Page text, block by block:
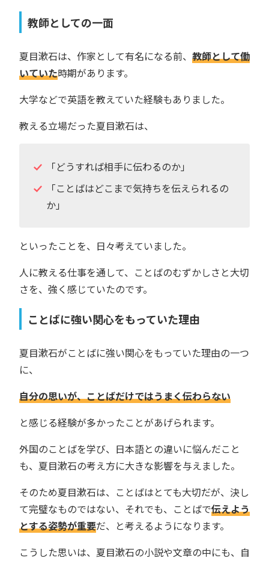
教師としての一面
夏目漱石は、作家として有名になる前、 教師として働
いていた時期があります。
大学などで英語を教えていた経験もありました。
教える立場だった夏目漱石は、
「どうすれば相手に伝わるのか」
「ことばはどこまで気持ちを伝えられるの
か」
といったことを、日々考えていました。
人に教える仕事を通して、ことばのむずかしさと大切
さを、強く感じていたのです。
ことばに強い関心をもっていた理由
夏目漱石がことばに強い関心をもっていた理由の一つ
に、
自分の思いが、ことばだけではうまく伝わらない
と感じる経験が多かったことがあげられます。
外国のことばを学び、日本語との違いに悩んだこと
も、夏目漱石の考え方に大きな影響を与えました。
そのため夏目漱石は、ことばはとても大切だが、決し
て完璧なものではない、それでも、ことばで伝えよう
とする姿勢が重要だ、と考えるようになります。
こうした思いは、夏目漱石の小説や文章の中にも、自